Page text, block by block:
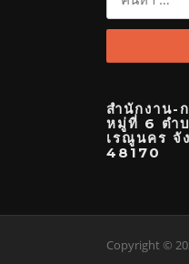
สำหรับ:
สำนักงาน-
หมู่ที่ 6 ตำ
เรณูนคร จั
48170
Copyright ©